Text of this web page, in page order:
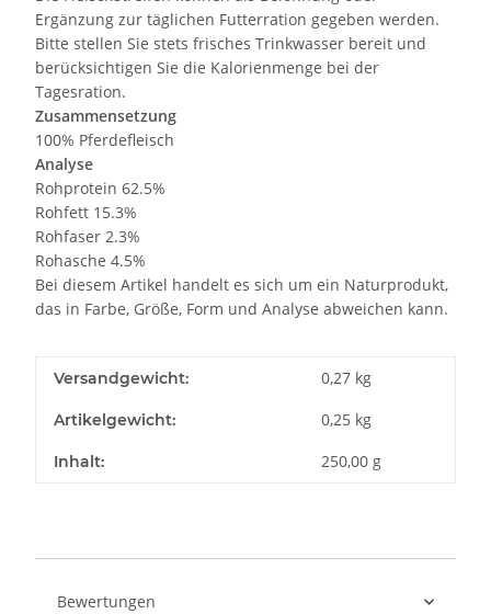
Ergänzung zur täglichen Futterration gegeben werden.
Bitte stellen Sie stets frisches Trinkwasser bereit und
berücksichtigen Sie die Kalorienmenge bei der
Tagesration.
Zusammensetzung
100% Pferdefleisch
Analyse
Rohprotein 62.5%
Rohfett 15.3%
Rohfaser 2.3%
Rohasche 4.5%
Bei diesem Artikel handelt es sich um ein Naturprodukt,
das in Farbe, Größe, Form und Analyse abweichen kann.
Versandgewicht: 0,27 kg
Artikelgewicht: 0,25 kg
Inhalt: 250,00 g
Bewertungen